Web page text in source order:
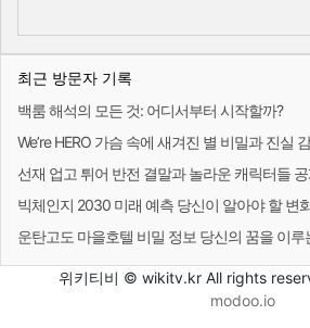
최근 방문자 기록
백룸 해석의 모든 것: 어디서부터 시작할까?
We’re HERO 가슴 속에 새겨진 별 비밀과 진실
선재 업고 튀어 반전 결말과 놀라운 캐릭터들
빅체인지 2030 미래 예측 당신이 알아야 할 변
운탄고도 마을호텔 비밀 정보 당신의 꿈을 이루
위키티비 © wikitv.kr All rights
modoo.io